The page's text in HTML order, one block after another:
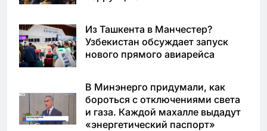
Из Ташкента в Манчестер?
Узбекистан обсуждает запуск
нового прямого авиарейса
В Минэнерго придумали, как
бороться с отключениями света
и газа. Каждой махалле выдадут
«энергетический паспорт»